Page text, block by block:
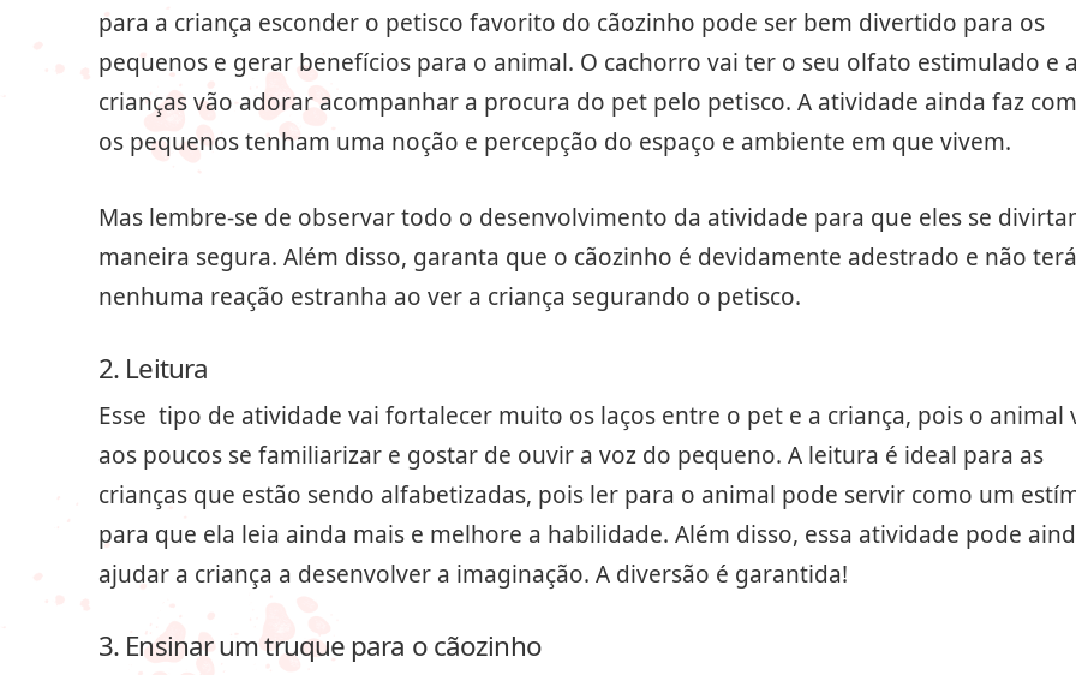
para a criança esconder o petisco favorito do cãozinho pode ser bem divertido para os
pequenos e gerar benefícios para o animal. O cachorro vai ter o seu olfato estimulado e
crianças vão adorar acompanhar a procura do pet pelo petisco. A atividade ainda faz
os pequenos tenham uma noção e percepção do espaço e ambiente em que vivem.
Mas lembre-se de observar todo o desenvolvimento da atividade para que eles se
maneira segura. Além disso, garanta que o cãozinho é devidamente adestrado e não terá
nenhuma reação estranha ao ver a criança segurando o petisco.
2. Leitura
Esse tipo de atividade vai fortalecer muito os laços entre o pet e a criança, pois o animal
aos poucos se familiarizar e gostar de ouvir a voz do pequeno. A leitura é ideal para as
crianças que estão sendo alfabetizadas, pois ler para o animal pode servir como um
para que ela leia ainda mais e melhore a habilidade. Além disso, essa atividade pode
ajudar a criança a desenvolver a imaginação. A diversão é garantida!
3. Ensinar um truque para o cãozinho